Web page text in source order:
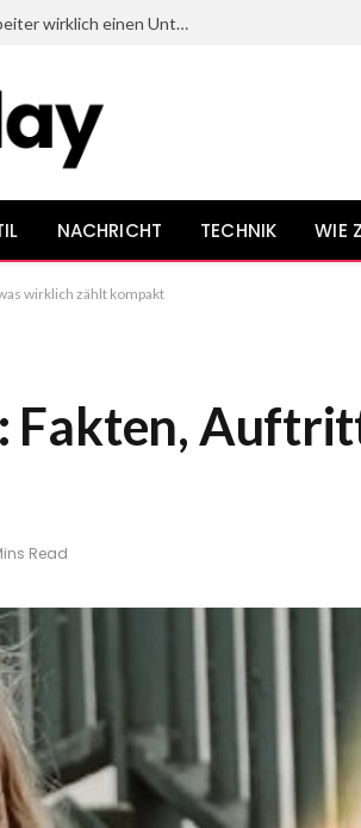
Welche Dinge beim Onboarding neuer Mitarbeiter wirklich einen Unterschied bewirken
NACHRICHT TECHNIK WIE
wirklich zählt kompakt
Fakten,
Read